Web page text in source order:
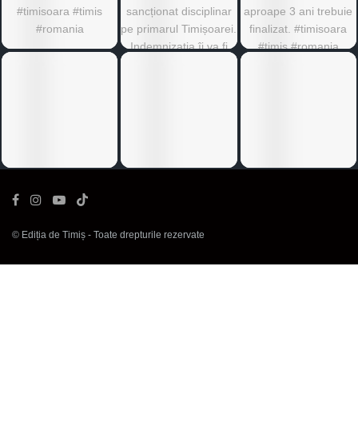
© Ediția de Timiș - Toate drepturile rezervate